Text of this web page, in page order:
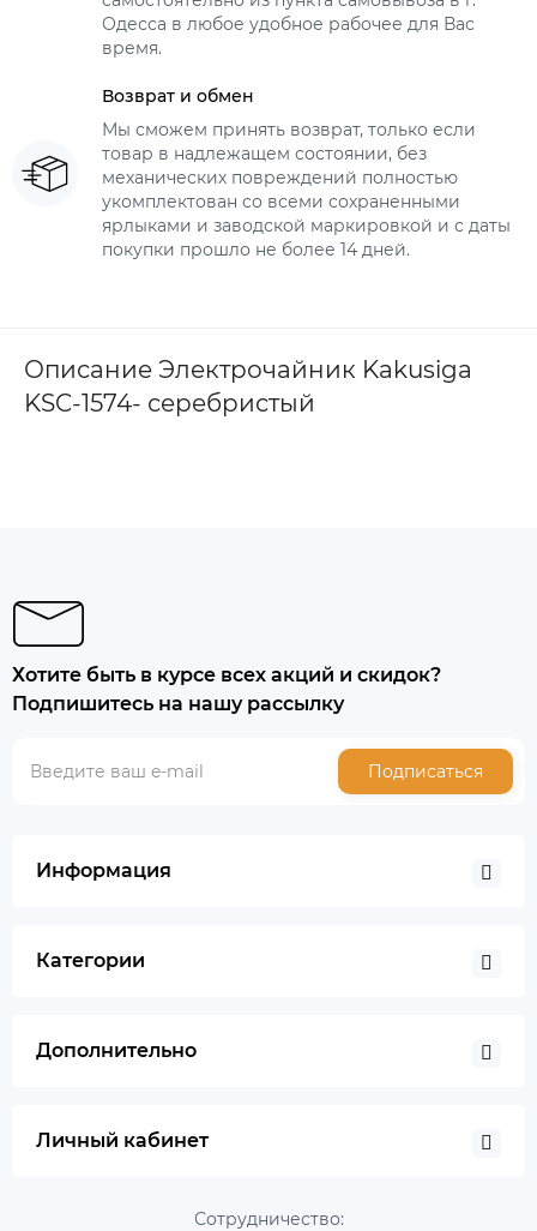
Одесса в любое удобное рабочее для Вас
время.
Возврат и обмен
Мы сможем принять возврат, только если
товар в надлежащем состоянии, без
механических повреждений полностью
укомплектован со всеми сохраненными
ярлыками и заводской маркировкой и с даты
покупки прошло не более 14 дней.
Описание Электрочайник Kakusiga
KSC-1574- серебристый
Хотите быть в курсе всех акций и скидок?
Подпишитесь на нашу рассылку
Подписаться
Информация
Категории
Дополнительно
Личный кабинет
Сотрудничество: